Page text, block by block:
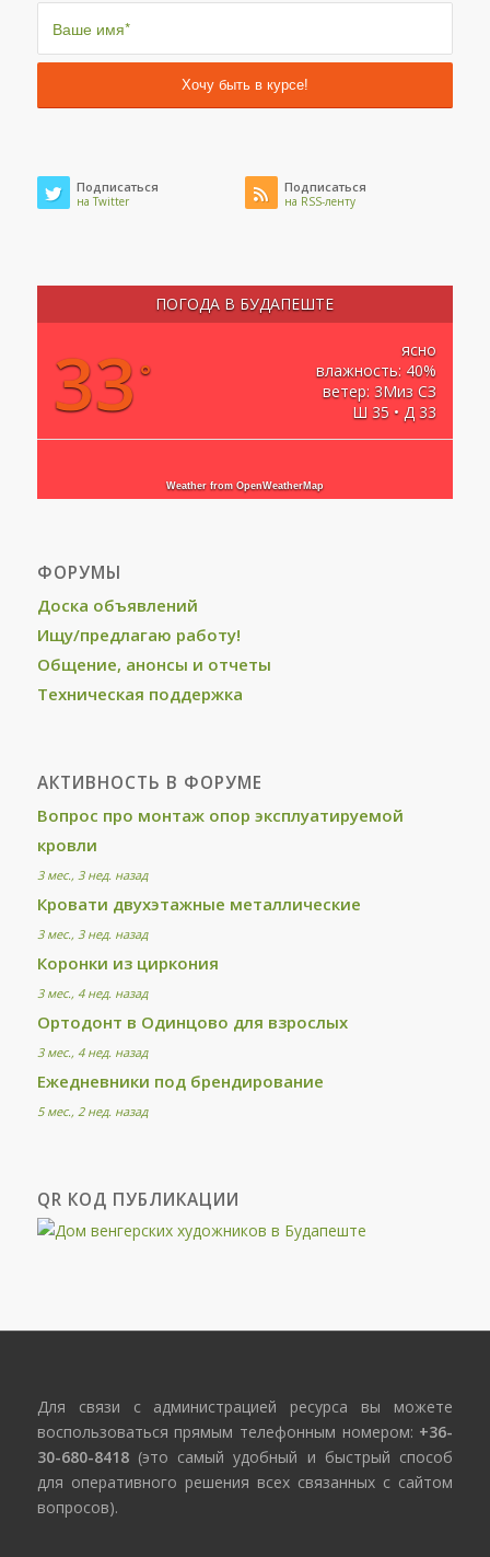
Подписаться
на Twitter
Подписаться
на RSS-ленту
ПОГОДА В БУДАПЕШТЕ
33°
ясно
влажность: 40%
ветер: 3Миз СЗ
Ш 35 • Д 33
Weather from OpenWeatherMap
ФОРУМЫ
Доска объявлений
Ищу/предлагаю работу!
Общение, анонсы и отчеты
Техническая поддержка
АКТИВНОСТЬ В ФОРУМЕ
Вопрос про монтаж опор эксплуатируемой
кровли
3 мес., 3 нед. назад
Кровати двухэтажные металлические
3 мес., 3 нед. назад
Коронки из циркония
3 мес., 4 нед. назад
Ортодонт в Одинцово для взрослых
3 мес., 4 нед. назад
Ежедневники под брендирование
5 мес., 2 нед. назад
QR КОД ПУБЛИКАЦИИ
Для связи с администрацией ресурса вы можете
воспользоваться прямым телефонным номером: +36-
30-680-8418(это самый удобный и быстрый способ
для оперативного решения всех связанных с сайтом
вопросов).